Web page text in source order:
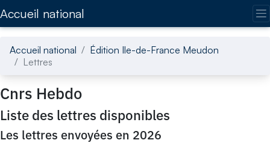
Accueil national
Accueil national
Édition Ile-de-France Meudon
Lettres
Cnrs Hebdo
Liste des lettres disponibles
Les lettres envoyées en 2026